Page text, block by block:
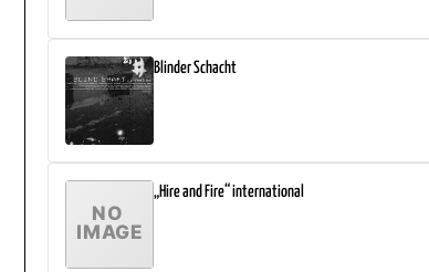
Blinder Schacht
„Hire and Fire“ international